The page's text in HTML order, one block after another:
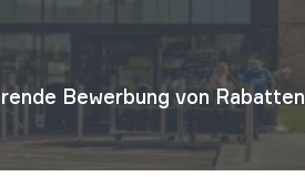
Bewerbung von Rabatten